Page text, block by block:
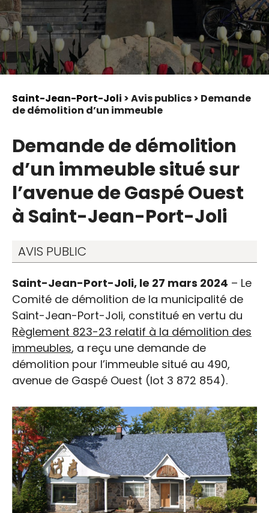
Saint-Jean-Port-Joli > Avis publics > Demande
de démolition d’un immeuble
Demande de démolition
d’un immeuble situé sur
l’avenue de Gaspé Ouest
à Saint-Jean-Port-Joli
AVIS PUBLIC
Saint-Jean-Port-Joli, le 27 mars 2024 – Le
Comité de démolition de la municipalité de
Saint-Jean-Port-Joli, constitué en vertu du
Règlement 823-23 relatif à la démolition des
immeubles, a reçu une demande de
démolition pour l’immeuble situé au 490,
avenue de Gaspé Ouest (lot 3 872 854).